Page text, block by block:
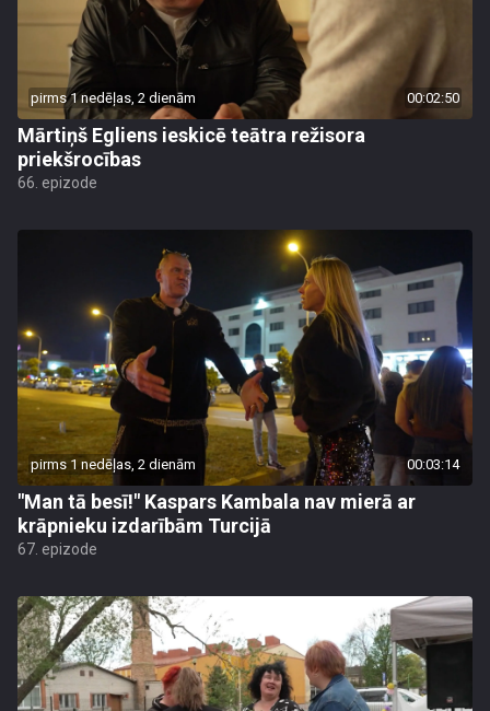
pirms 1 nedēļas, 2 dienām 00:02:50
Mārtiņš Egliens ieskicē teātra režisora
priekšrocības
66. epizode
pirms 1 nedēļas, 2 dienām 00:03:14
"Man tā besī!" Kaspars Kambala nav mierā ar
krāpnieku izdarībām Turcijā
67. epizode